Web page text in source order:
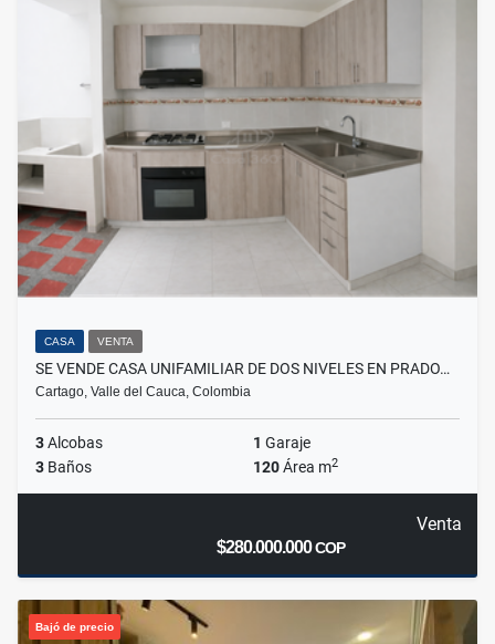
CASA VENTA
SE VENDE CASA UNIFAMILIAR DE DOS NIVELES EN PRADO…
Cartago, Valle del Cauca, Colombia
3Alcobas 1 Garaje
3 Baños 120Área m2
Venta
$280.000.000COP
Bajó de precio